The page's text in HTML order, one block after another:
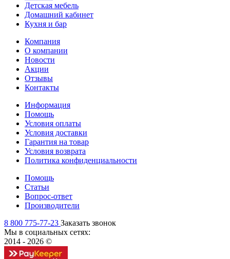
Детская мебель
Домашний кабинет
Кухня и бар
Компания
О компании
Новости
Акции
Отзывы
Контакты
Информация
Помощь
Условия оплаты
Условия доставки
Гарантия на товар
Условия возврата
Политика конфиденциальности
Помощь
Статьи
Вопрос-ответ
Производители
8 800 775-77-23 Заказать звонок
Мы в социальных сетях:
2014 - 2026 ©